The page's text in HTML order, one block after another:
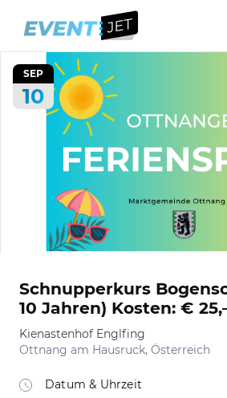
SEP
10
Schnupperkurs
10 Jahren) Kosten: €
Kienastenhof Englfing
Ottnang am Hausruck, Österreich
Datum & Uhrzeit